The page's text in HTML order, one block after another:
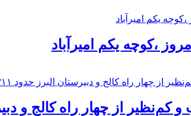
،کوچه یکم امیرآباد
از چهار راه كالج و